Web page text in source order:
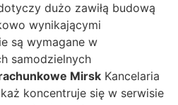
dużo zawiłą budową
wynikającymi
są wymagane w
samodzielnych
Mirsk Kancelaria
koncentruje się w serwisie